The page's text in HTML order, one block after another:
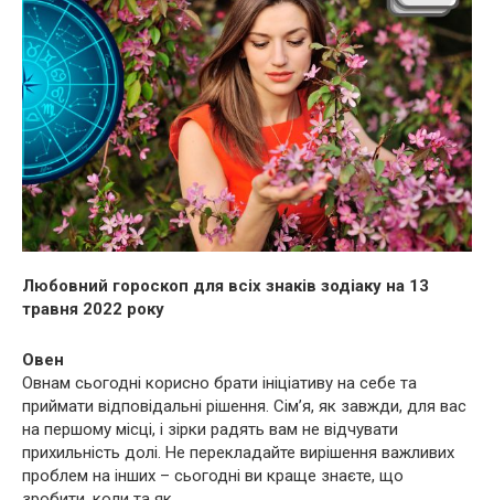
Любовний гороскоп для всіх знаків зодіаку на 13
травня 2022 року
Овен
Овнам сьогодні корисно брати ініціативу на себе та
приймати відповідальні рішення. Сім’я, як завжди, для вас
на першому місці, і зірки радять вам не відчувати
прихильність долі. Не перекладайте вирішення важливих
проблем на інших – сьогодні ви краще знаєте, що